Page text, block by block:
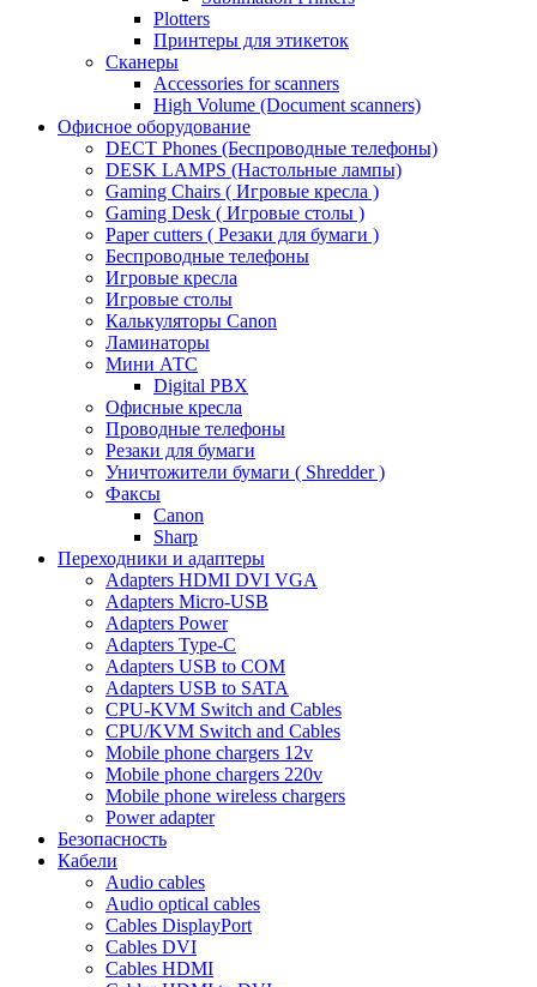
Plotters
Принтеры для этикеток
Сканеры
Accessories for scanners
High Volume (Document scanners)
Офисное оборудование
DECT Phones (Беспроводные телефоны)
DESK LAMPS (Настольные лампы)
Gaming Chairs ( Игровые кресла )
Gaming Desk ( Игровые столы )
Paper cutters ( Резаки для бумаги )
Беспроводные телефоны
Игровые кресла
Игровые столы
Калькуляторы Canon
Ламинаторы
Мини АТС
Digital PBX
Офисные кресла
Проводные телефоны
Резаки для бумаги
Уничтожители бумаги ( Shredder )
Факсы
Canon
Sharp
Переходники и адаптеры
Adapters HDMI DVI VGA
Adapters Micro-USB
Adapters Power
Adapters Type-C
Adapters USB to COM
Adapters USB to SATA
CPU-KVM Switch and Cables
CPU/KVM Switch and Cables
Mobile phone chargers 12v
Mobile phone chargers 220v
Mobile phone wireless chargers
Power adapter
Безопасность
Кабели
Audio cables
Audio optical cables
Cables DisplayPort
Cables DVI
Cables HDMI